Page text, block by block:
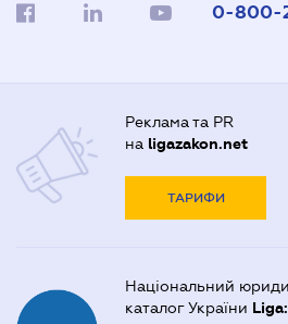
0-800-
Реклама та PR
на ligazakon.net
ТАРИФИ
Національний
каталог України